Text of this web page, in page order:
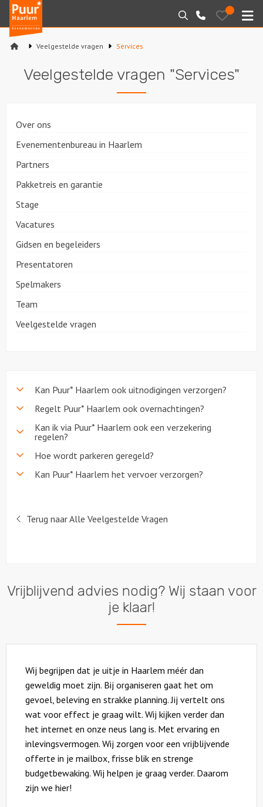
Puur*
Haarlem
bedrijfsuitjes
Zoeken
023-
2210130
Bewaarde
uitjes
Arrangementen
Sport en spel
Veelgestelde vragen Services
Veelgestelde vragen "Services"
Over ons
Evenementenbureau in Haarlem
Partners
Pakketreis en garantie
Stage
Vacatures
Gidsen en begeleiders
Presentatoren
Spelmakers
Team
Veelgestelde vragen
Kan Puur* Haarlem ook uitnodigingen verzorgen?
Regelt Puur* Haarlem ook overnachtingen?
Kan ik via Puur* Haarlem ook een verzekering
regelen?
Hoe wordt parkeren geregeld?
Kan Puur* Haarlem het vervoer verzorgen?
Terug naar Alle Veelgestelde Vragen
Vrijblijvend advies nodig? Wij staan voor
je klaar!
Wij begrijpen dat je uitje in Haarlem méér dan
geweldig moet zijn. Bij organiseren gaat het om
gevoel, beleving en strakke planning. Jij vertelt ons
wat voor effect je graag wilt. Wij kijken verder dan
het internet en onze neus lang is. Met ervaring en
inlevingsvermogen. Wij zorgen voor een vrijblijvende
offerte in je mailbox, frisse blik en strenge
budgetbewaking. Wij helpen je graag verder. Daarom
zijn we hier!